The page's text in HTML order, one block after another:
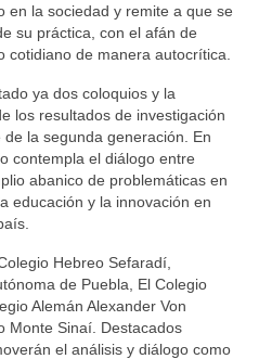
en la sociedad y remite a que se
su práctica, con el afán de
cotidiano de manera autocrítica.
ya dos coloquios y la
los resultados de investigación
la segunda generación. En
contempla el diálogo entre
abanico de problemáticas en
educación y la innovación en
Hebreo Sefaradí,
de Puebla, El Colegio
Alemán Alexander Von
Monte Sinaí. Destacados
el análisis y diálogo como